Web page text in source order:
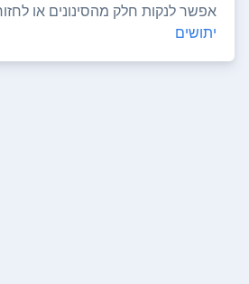
אפשר לנקות חלק מהסינונים או
יתושים